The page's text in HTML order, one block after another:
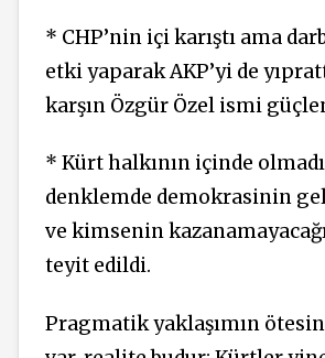
* CHP’nin içi karıştı ama
etki yaparak AKP’yi de
karşın Özgür Özel ismi
* Kürt halkının içinde
denklemde demokrasinin
ve kimsenin
teyit edildi.
Pragmatik yaklaşımın